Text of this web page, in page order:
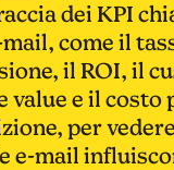
dei KPI
come il
il ROI, il
value e il costo
per
e-mail